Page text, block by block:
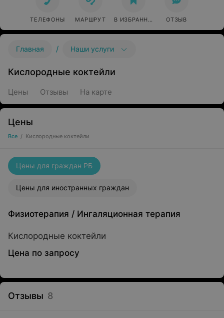
ТЕЛЕФОНЫ МАРШРУТ В ИЗБРАННОЕ ОТЗЫВ
Главная / Наши услуги
Кислородные коктейли
Цены Отзывы На карте
Цены
Все / Кислородные коктейли
Цены для граждан РБ
Цены для иностранных граждан
Физиотерапия / Ингаляционная терапия
Кислородные коктейли
Цена по запросу
Отзывы 8